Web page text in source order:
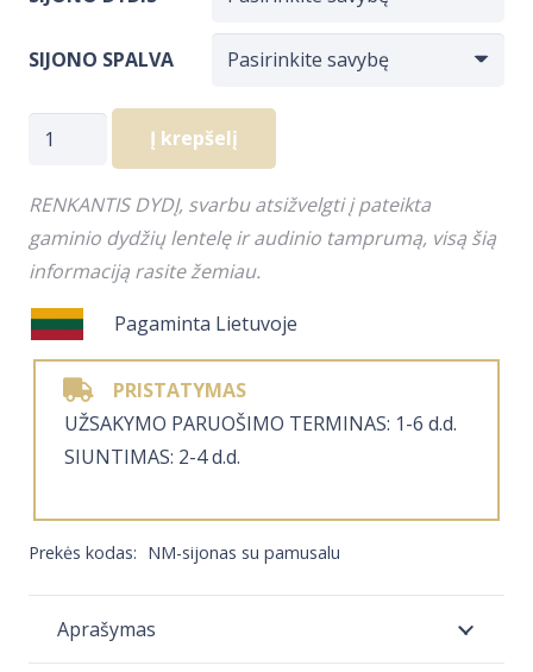
SIJONO SPALVA
produkto
Klasikinis
pieštuko
formos
XS-
4XL
Į krepšelį
​RENKANTIS DYDĮ, svarbu atsižvelgti į pateikta
gaminio dydžių lentelę ir audinio tamprumą, visą šią
informaciją rasite žemiau.
Pagaminta Lietuvoje
PRISTATYMAS
​UŽSAKYMO PARUOŠIMO TERMINAS: 1-6 d.d.
SIUNTIMAS: 2-4 d.d.
Prekės kodas: NM-sijonas su pamusalu
Aprašymas